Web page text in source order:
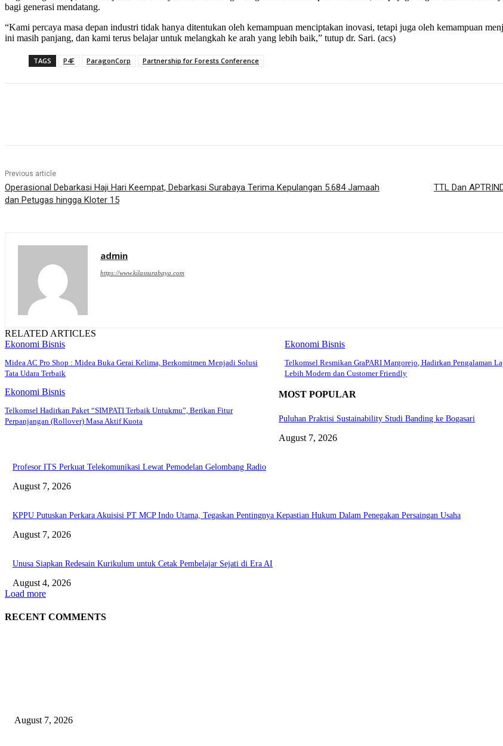
bagi generasi mendatang.
“Kami percaya masa depan industri tidak hanya ditentukan oleh kemampuan menciptakan inovasi, tetapi juga oleh kemampuan
ini masih panjang, dan kami terus belajar untuk melangkah ke arah yang lebih baik,” tutup dr. Sari. (acs)
TAGS P4F ParagonCorp Partnership for Forests Conference
Previous article
Operasional Debarkasi Haji Hari Keempat, Debarkasi Surabaya Terima Kepulangan 5.684 Jamaah
dan Petugas hingga Kloter 15
TTL Dan
admin
https://www.kilassurabaya.com
RELATED ARTICLES
Ekonomi Bisnis
Midea AC Pro Shop : Midea Buka Gerai Kelima, Berkomitmen Menjadi Solusi
Tata Udara Terbaik
Ekonomi Bisnis
Telkomsel Resmikan GraPARI Margorejo, Hadirkan Pengalaman
Lebih Modern dan Customer Friendly
Ekonomi Bisnis
Telkomsel Hadirkan Paket “SIMPATI Terbaik Untukmu”, Berikan Fitur
Perpanjangan (Rollover) Masa Aktif Kuota
MOST POPULAR
Puluhan Praktisi Sustainability Studi Banding ke Bogasari
August 7, 2026
Profesor ITS Perkuat Telekomunikasi Lewat Pemodelan Gelombang Radio
August 7, 2026
KPPU Putuskan Perkara Akuisisi PT MCP Indo Utama, Tegaskan Pentingnya Kepastian Hukum Dalam Penegakan Persaingan Usaha
August 7, 2026
Unusa Siapkan Redesain Kurikulum untuk Cetak Pembelajar Sejati di Era AI
August 4, 2026
Load more
RECENT COMMENTS
August 7, 2026